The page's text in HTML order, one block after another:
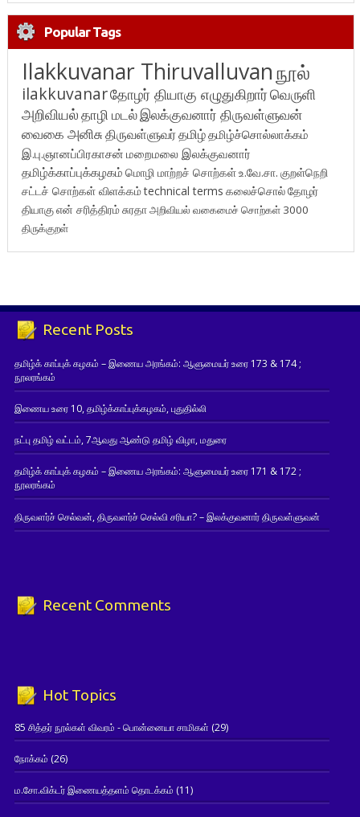
Popular Tags
Ilakkuvanar Thiruvalluvanநூல்
ilakkuvanarதோழர் தியாகு எழுதுகிறார்வெருளி
அறிவியல்தாழி மடல்இலக்குவனார் திருவள்ளுவன்
வைகை அனிசுதிருவள்ளுவர்தமிழ்தமிழ்ச்சொல்லாக்கம்
இ.பு.ஞானப்பிரகாசன் மறைமலை இலக்குவனார்
தமிழ்க்காப்புக்கழகம் மொழி மாற்றச் சொற்கள்உ.வே.சா. குறள்நெறி
சட்டச் சொற்கள் விளக்கம்technical terms கலைச்சொல்தோழர்
தியாகுஎன் சரித்திரம்சுரதாஅறிவியல் வகைமைச் சொற்கள் 3000
திருக்குறள்
Recent Posts
தமிழ்க் காப்புக் கழகம் – இணைய அரங்கம்: ஆளுமையர் உரை 173 & 174 ;
நூலரங்கம்
இணைய உரை 10, தமிழ்க்காப்புக்கழகம், புதுதில்லி
நட்பு தமிழ் வட்டம், 7ஆவது ஆண்டு தமிழ் விழா, மதுரை
தமிழ்க் காப்புக் கழகம் – இணைய அரங்கம்: ஆளுமையர் உரை 171 & 172 ;
நூலரங்கம்
திருவளர்ச் செல்வன், திருவளர்ச் செல்வி சரியா? – இலக்குவனார் திருவள்ளுவன்
Recent Comments
Hot Topics
85 சித்தர் நூல்கள் விவரம் - பொன்னையா சாமிகள் (29)
நோக்கம் (26)
ம.சோ.விக்டர் இணையத்தளம் தொடக்கம் (11)